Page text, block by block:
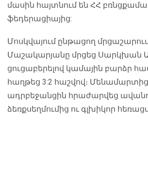
մասին հայտնում են ՀՀ
ֆեդերացիայից:
Մոսկվայում ընթացող
Մաշակարյանը մրցեց Սարկխան
ցուցաբերելով կամային բարձր
հաղթեց 3:2 հաշվով։
ադրբեջանցին հրաժարվեց
ձեռքսեղմումից ու գլխիկոր